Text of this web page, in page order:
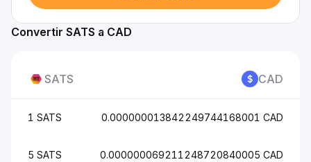
Convertir SATS a CAD
SATS CAD
1 SATS 0.000000013842249744168001 CAD
5 SATS 0.000000069211248720840005 CAD